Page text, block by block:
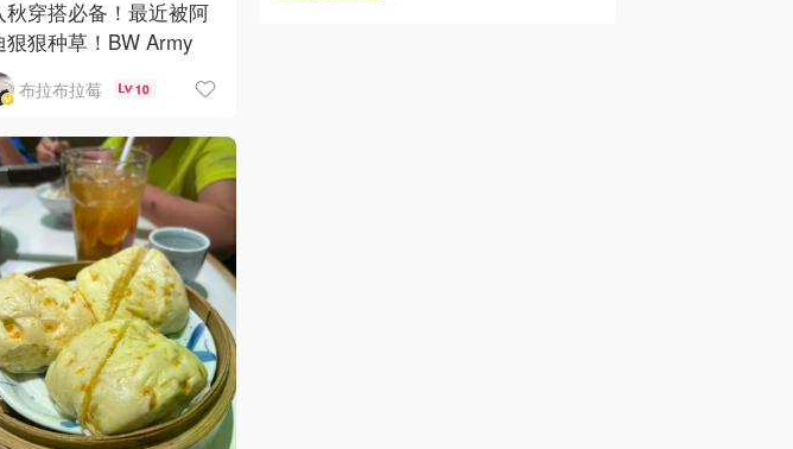
秋穿搭必备！最近被阿
狠狠种草！BW Army
Sambae 值得拥有！
布拉布拉莓 10